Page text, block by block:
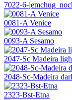
7022-6-
0081-A Venice
0093-A Sesamo
2047-Sc Madeira
2048-Sc-Madeira
2323-Bst-Etna